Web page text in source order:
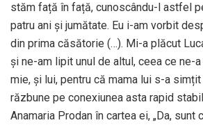
stăm față în față, cunoscându-l astfel
patru ani și jumătate. Eu i-am vorbit
din prima căsătorie (…). Mi-a plăcut
și ne-am lipit unul de altul, ceea ce ne-
mie, și lui, pentru că mama lui s-a
răzbune pe conexiunea asta rapid
Anamaria Prodan în cartea ei, „Da, sunt